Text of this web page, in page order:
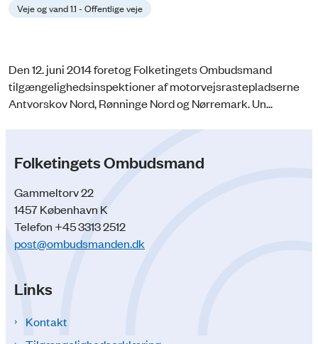
Veje og vand 1.1 - Offentlige veje
Den 12. juni 2014 foretog Folketingets Ombudsmand
tilgængelighedsinspektioner af motorvejsrastepladserne
Antvorskov Nord, Rønninge Nord og Nørremark. Un...
Folketingets Ombudsmand
Gammeltorv 22
1457 København K
Telefon +45 3313 2512
post@ombudsmanden.dk
Links
Kontakt